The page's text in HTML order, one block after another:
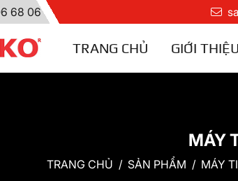
68 06
TRANG CHỦ GIỚI THIỆU
MÁY
TRANG CHỦ SẢN PHẨM MÁY